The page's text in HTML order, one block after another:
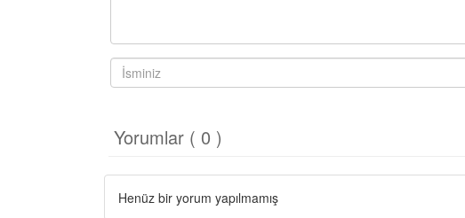
Yorumlar ( 0 )
Henüz bir yorum yapılmamış